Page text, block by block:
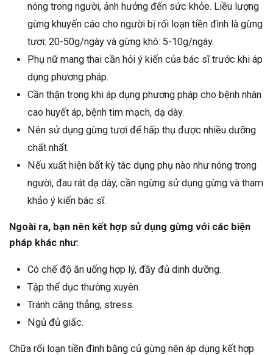
nóng trong người, ảnh hưởng đến sức khỏe. Liều lượng
gừng khuyến cáo cho người bị rối loạn tiền đình là gừng
tươi: 20-50g/ngày và gừng khô: 5-10g/ngày.
Phụ nữ mang thai cần hỏi ý kiến của bác sĩ trước khi áp
dụng phương pháp.
Cần thận trọng khi áp dụng phương pháp cho bệnh nhân
cao huyết áp, bệnh tim mạch, dạ dày.
Nên sử dụng gừng tươi để hấp thụ được nhiều dưỡng
chất nhất.
Nếu xuất hiện bất kỳ tác dụng phụ nào như nóng trong
người, đau rát dạ dày, cần ngừng sử dụng gừng và tham
khảo ý kiến bác sĩ.
Ngoài ra, bạn nên kết hợp sử dụng gừng với các biện
pháp khác như:
Có chế độ ăn uống hợp lý, đầy đủ dinh dưỡng.
Tập thể dục thường xuyên.
Tránh căng thẳng, stress.
Ngủ đủ giấc.
Chữa rối loạn tiền đình bằng củ gừng nên áp dụng kết hợp